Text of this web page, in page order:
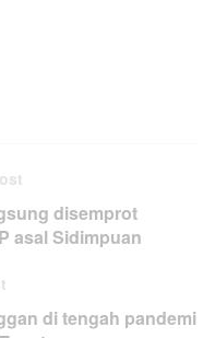
disemprot
asal Sidimpuan
di tengah pandemi